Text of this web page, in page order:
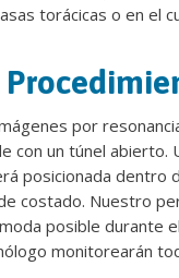
torácicas o en el
por
con un túnel abierto.
posicionada dentro
costado. Nuestro
posible durante
monitorearán